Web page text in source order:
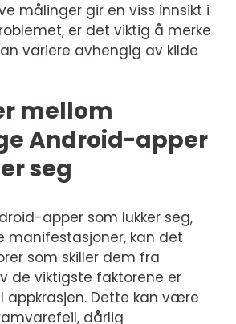
målinger gir en viss innsikt i
er det viktig å merke
variere avhengig av kilde
mellom
Android-apper
seg
apper som lukker seg,
manifestasjoner, kan det
som skiller dem fra
de viktigste faktorene er
appkrasjen. Dette kan være
dårlig